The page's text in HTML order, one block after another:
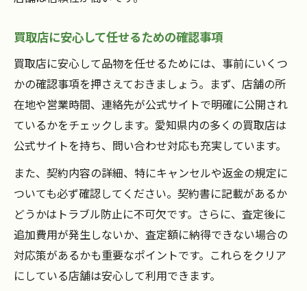
買取店に安心して任せるための確認事項
買取店に安心して品物を任せるためには、事前にいくつ
かの確認事項を押さえておきましょう。まず、店舗の所
在地や営業時間、連絡先が公式サイトで明確に公開され
ているかをチェックします。愛知県内の多くの買取店は
公式サイトを持ち、問い合わせ対応も充実しています。
また、契約内容の詳細、特にキャンセルや返金の規定に
ついても必ず確認してください。契約書に記載があるか
どうかはトラブル防止に不可欠です。さらに、査定後に
追加費用が発生しないか、査定額に納得できない場合の
対応策があるかも重要なポイントです。これらをクリア
にしている店舗は安心して利用できます。